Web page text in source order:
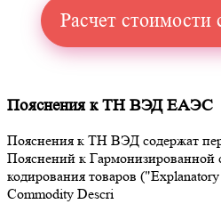
Расчет стоимости
Пояснения к ТН ВЭД ЕАЭС
Пояснения к ТН ВЭД содержат
Пояснений к Гармонизированной
кодирования товаров
Commodity Descri